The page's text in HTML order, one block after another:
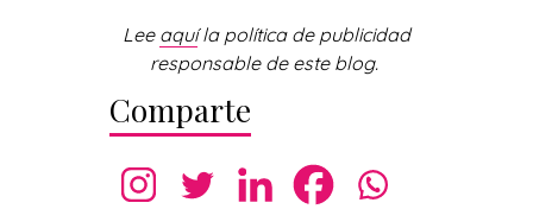
Lee aquíla política de publicidad
responsable de este blog.
Comparte